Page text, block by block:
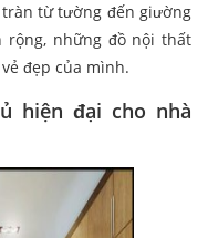
từ tường đến giường
rộng, những đồ nội thất
đẹp của mình.
hiện đại cho nhà